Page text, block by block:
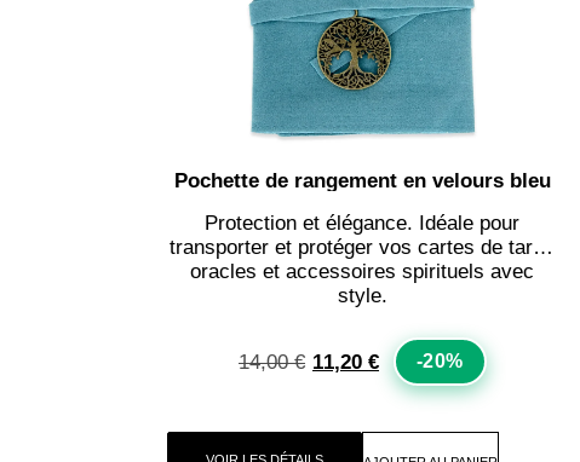
Pochette de rangement en velours bleu
Protection et élégance. Idéale pour
transporter et protéger vos cartes de tarot,
oracles et accessoires spirituels avec
style.
14,00€ 11,20€ -20%